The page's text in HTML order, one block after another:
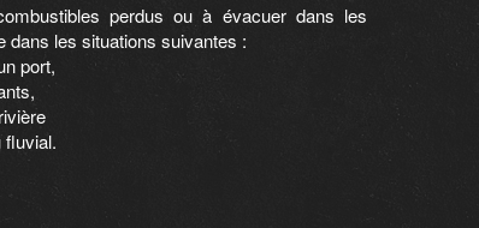
perdus ou à évacuer dans les
les situations suivantes :
port,
fluvial.